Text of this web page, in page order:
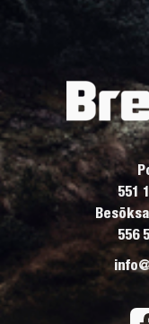
551
556